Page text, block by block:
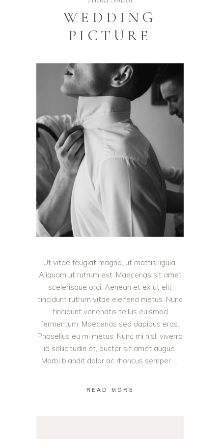
WEDDING
PICTURE
Ut vitae feugiat magna, ut mattis ligula.
Aliquam ut rutrum est. Maecenas sit amet
scelerisque orci. Aenean et ex ut elit
tincidunt rutrum vitae eleifend metus. Nunc
tincidunt venenatis tellus euismod
fermentum. Maecenas sed dapibus eros.
Phasellus eu mi metus. Nunc mi nisl, viverra
id sollicitudin et, auctor sit amet augue.
Morbi blandit dolor ac rhoncus semper.
READ MORE